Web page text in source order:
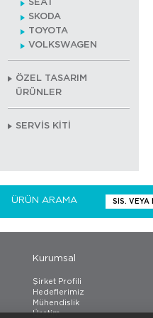
SEAT
SKODA
TOYOTA
VOLKSWAGEN
ÖZEL TASARIM
ÜRÜNLER
SERVİS KİTİ
ÜRÜN ARAMA
Kurumsal
Şirket Profili
Hedeflerimiz
Mühendislik
Üretim